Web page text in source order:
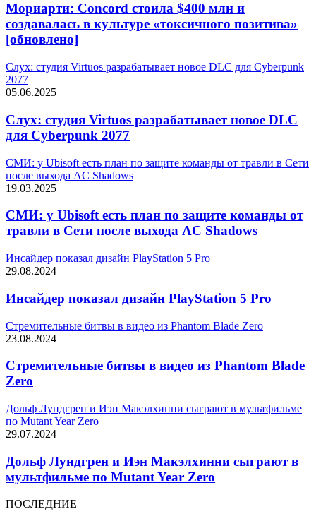
Мориарти: Concord стоила $400 млн и
создавалась в культуре «токсичного позитива»
[обновлено]
Слух: студия Virtuos разрабатывает новое DLC для Cyberpunk
2077
05.06.2025
Слух: студия Virtuos разрабатывает новое DLC
для Cyberpunk 2077
СМИ: у Ubisoft есть план по защите команды от травли в Сети
после выхода AC Shadows
19.03.2025
СМИ: у Ubisoft есть план по защите команды от
травли в Сети после выхода AC Shadows
Инсайдер показал дизайн PlayStation 5 Pro
29.08.2024
Инсайдер показал дизайн PlayStation 5 Pro
Стремительные битвы в видео из Phantom Blade Zero
23.08.2024
Стремительные битвы в видео из Phantom Blade
Zero
Дольф Лундгрен и Иэн Макэлхинни сыграют в мультфильме
по Mutant Year Zero
29.07.2024
Дольф Лундгрен и Иэн Макэлхинни сыграют в
мультфильме по Mutant Year Zero
ПОСЛЕДНИЕ